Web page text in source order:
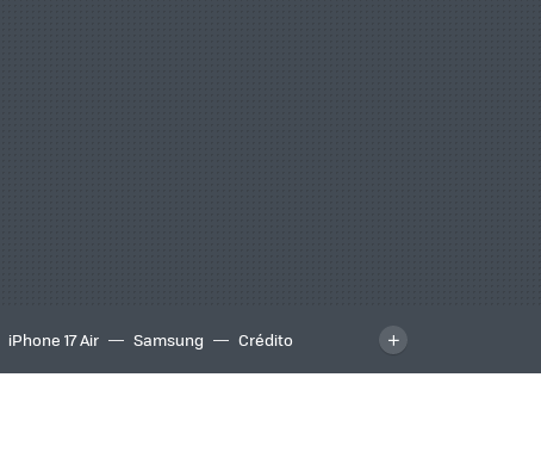
iPhone 17 Air Samsung
Crédito